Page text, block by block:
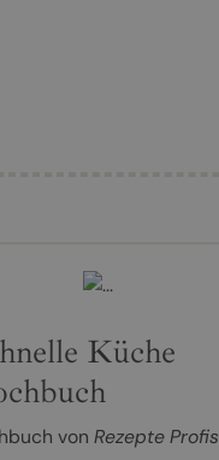
Küche
von Rezepte Profis